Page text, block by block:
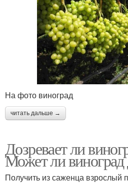
На фото виноград
читать дальше →
Дозревает ли
Может ли виноград
Получить из саженца взрослый